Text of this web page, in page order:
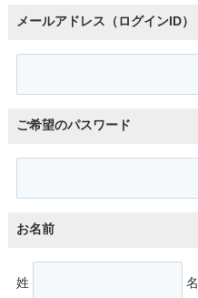
メールアドレス（ログインID）
ご希望のパスワード
お名前
姓 名